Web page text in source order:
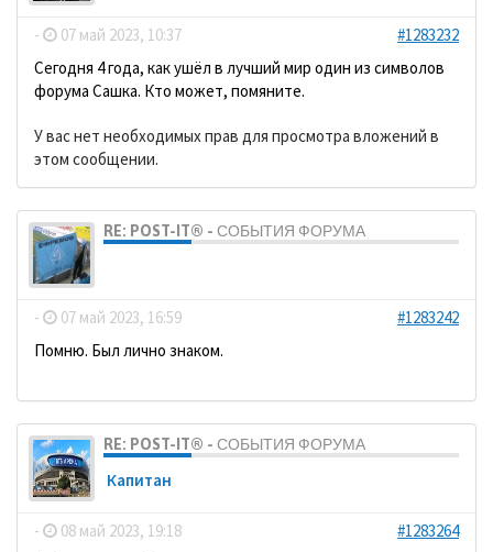
- 07 май 2023, 10:37
#1283232
Сегодня 4 года, как ушёл в лучший мир один из символов
форума Сашка. Кто может, помяните.
У вас нет необходимых прав для просмотра вложений в
этом сообщении.
RE: POST-IT® - СОБЫТИЯ ФОРУМА
- 07 май 2023, 16:59
#1283242
Помню. Был лично знаком.
RE: POST-IT® - СОБЫТИЯ ФОРУМА
Кaпитaн
- 08 май 2023, 19:18
#1283264